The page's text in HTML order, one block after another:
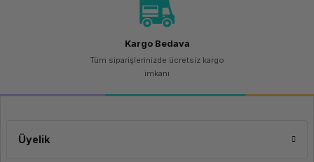
Ethernet LAN, veri aktarım hızları
Kargo Bedava
Tüm siparişlerinizde ücretsiz kargo
imkanı
Üyelik